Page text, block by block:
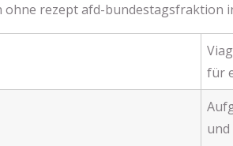
rezept afd-bundestagsfraktion
für